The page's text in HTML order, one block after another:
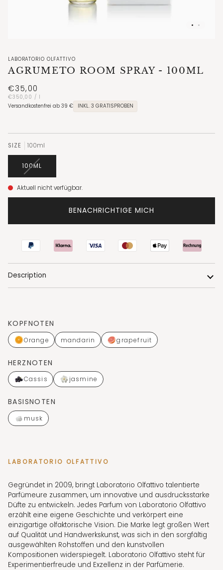
LABORATORIO OLFATTIVO
AGRUMETO ROOM SPRAY- 100ML
€35,00
Unit
€350,00 / per
Versandkostenfrei ab 39 €
INKL. 3 GRATISPROBEN
SIZE 100ml
100MLVARIANT
OR
UNAVAILABLE
Aktuell nicht verfügbar.
BENACHRICHTIGE MICH
Description
KOPFNOTEN
Orange mandarin grapefruit
HERZNOTEN
Cassis jasmine
BASISNOTEN
musk
LABORATORIO OLFATTIVO
Gegründet in 2009, bringt Laboratorio Olfattivo talentierte
Parfümeure zusammen, um innovative und ausdrucksstarke
Düfte zu entwickeln. Jedes Parfum von Laboratorio Olfattivo
erzählt eine eigene Geschichte und verkörpert eine
einzigartige olfaktorische Vision. Die Marke legt großen Wert
auf Qualität und Handwerkskunst, was sich in den sorgfältig
ausgewählten Rohstoffen und den kunstvollen
Kompositionen widerspiegelt. Laboratorio Olfattivo steht für
Experimentierfreude und Exzellenz in der Parfümerie.